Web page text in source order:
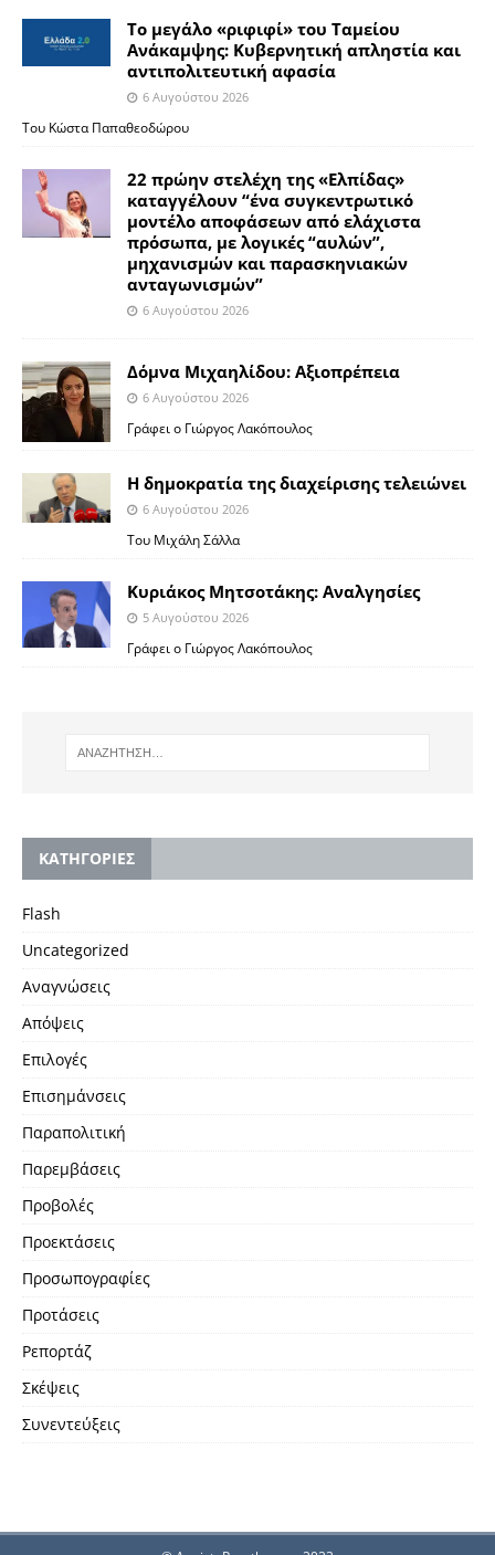
Το μεγάλο «ριφιφί» του Ταμείου
Ανάκαμψης: Κυβερνητική απληστία και
αντιπολιτευτική αφασία
6 Αυγούστου 2026
Του Κώστα Παπαθεοδώρου
22 πρώην στελέχη της «Ελπίδας»
καταγγέλουν “ένα συγκεντρωτικό
μοντέλο αποφάσεων από ελάχιστα
πρόσωπα, με λογικές “αυλών”,
μηχανισμών και παρασκηνιακών
ανταγωνισμών”
6 Αυγούστου 2026
Δόμνα Μιχαηλίδου: Αξιοπρέπεια
6 Αυγούστου 2026
Γράφει ο Γιώργος Λακόπουλος
Η δημοκρατία της διαχείρισης τελειώνει
6 Αυγούστου 2026
Του Μιχάλη Σάλλα
Κυριάκος Μητσοτάκης: Αναλγησίες
5 Αυγούστου 2026
Γράφει ο Γιώργος Λακόπουλος
KΑΤΗΓΟΡΙΕΣ
Flash
Uncategorized
Αναγνώσεις
Απόψεις
Επιλογές
Επισημάνσεις
Παραπολιτική
Παρεμβάσεις
Προβολές
Προεκτάσεις
Προσωπογραφίες
Προτάσεις
Ρεπορτάζ
Σκέψεις
Συνεντεύξεις